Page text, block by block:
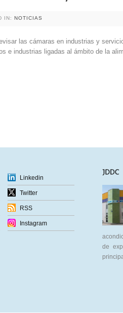
IN: NOTICIAS
las cámaras en industrias y
e industrias ligadas al ámbito de la
Linkedin
Twitter
RSS
Instagram
de